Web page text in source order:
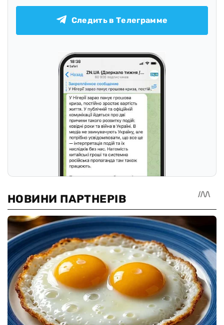
Следить в Телеграмме